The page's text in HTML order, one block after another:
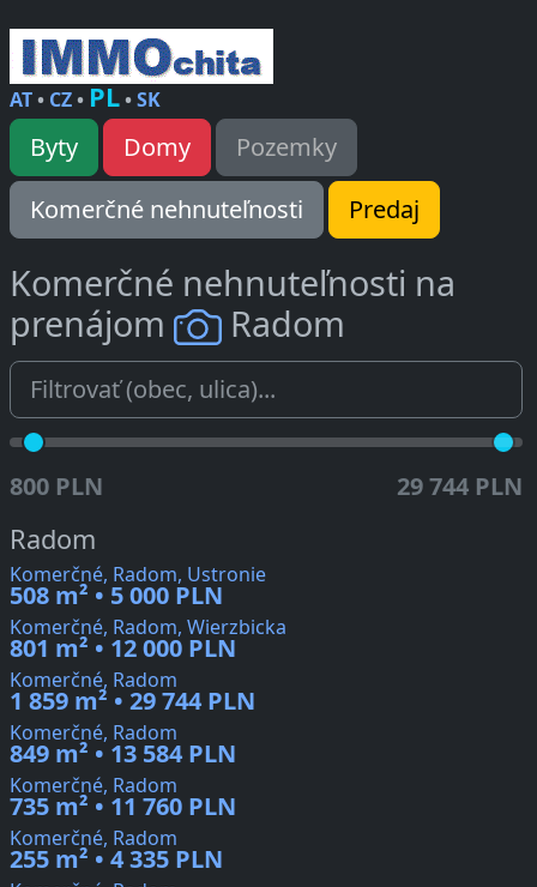
AT• CZ• PL•SK
Byty Domy
Pozemky
Komerčné nehnuteľnosti
Predaj
Komerčné nehnuteľnosti na
prenájom
Radom
800 PLN 29 744 PLN
Radom
Komerčné, Radom, Ustronie
508 m² • 5 000 PLN
Komerčné, Radom, Wierzbicka
801 m² • 12 000 PLN
Komerčné, Radom
1 859 m² • 29 744 PLN
Komerčné, Radom
849 m² • 13 584 PLN
Komerčné, Radom
735 m² • 11 760 PLN
Komerčné, Radom
255 m² • 4 335 PLN